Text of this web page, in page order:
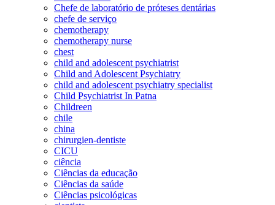
Chefe de laboratório de próteses dentárias
chefe de serviço
chemotherapy
chemotherapy nurse
chest
child and adolescent psychiatrist
Child and Adolescent Psychiatry
child and adolescent psychiatry specialist
Child Psychiatrist In Patna
Childreen
chile
china
chirurgien-dentiste
CICU
ciência
Ciências da educação
Ciências da saúde
Ciências psicológicas